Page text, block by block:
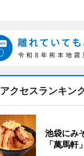
アクセスランキン
池袋にみ
「萬馬